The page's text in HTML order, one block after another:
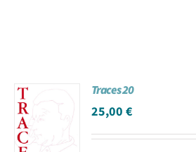
Traces 20
25,00€